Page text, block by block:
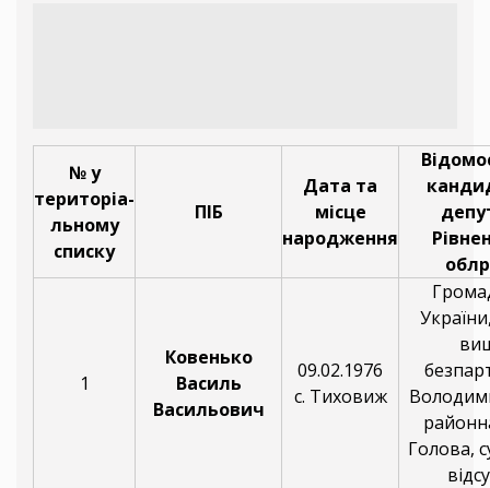
№ у
територіа-
льному
списку
ПІБ
Дата та
місце
народження
1
Ковенько
Василь
Васильович
09.02.1976
с. Тиховиж
Голова,